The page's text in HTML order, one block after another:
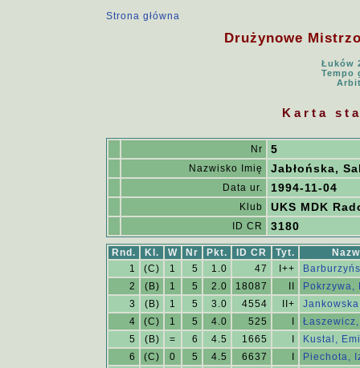
Strona główna
Drużynowe
Łuków
Tempo
Karta
Nr 5
Nazwisko Imię Jabłońska,
Data ur. 1994-11-04
Klub UKS MDK
ID CR 3180
Rnd. Kl. W Nr Pkt. ID CR Tyt.
1
(C) 1 5 1.0 47 I++
2
(B) 1 5 2.0 18087
Pokrzywa,
3
(B) 1 5 3.0 4554 II+
4
(C) 1 5 4.0 525
5
(B) = 6 4.5 1665
Kustal,
6
(C) 0 5 4.5 6637
Piechota,